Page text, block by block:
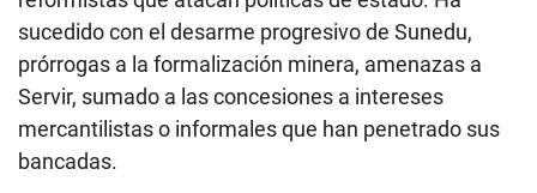
sucedido con el desarme progresivo de Sunedu,
prórrogas a la formalización minera, amenazas a
Servir, sumado a las concesiones a intereses
mercantilistas o informales que han penetrado sus
bancadas.